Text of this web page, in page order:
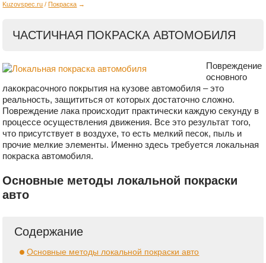
Kuzovspec.ru Покраска
ЧАСТИЧНАЯ ПОКРАСКА АВТОМОБИЛЯ
Повреждение
основного
лакокрасочного покрытия на кузове автомобиля – это
реальность, защититься от которых достаточно сложно.
Повреждение лака происходит практически каждую секунду в
процессе осуществления движения. Все это результат того,
что присутствует в воздухе, то есть мелкий песок, пыль и
прочие мелкие элементы. Именно здесь требуется локальная
покраска автомобиля.
Основные методы локальной покраски
авто
Содержание
Основные методы локальной покраски авто